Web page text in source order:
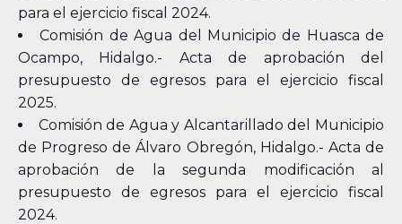
para el ejercicio fiscal 2024.
Comisión de Agua del Municipio de Huasca de
Ocampo, Hidalgo.- Acta de aprobación del
presupuesto de egresos para el ejercicio fiscal
2025.
Comisión de Agua y Alcantarillado del Municipio
de Progreso de Álvaro Obregón, Hidalgo.- Acta de
aprobación de la segunda modificación al
presupuesto de egresos para el ejercicio fiscal
2024.